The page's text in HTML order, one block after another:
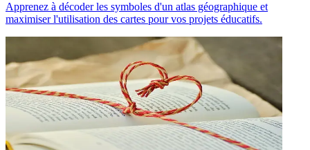
Apprenez à décoder les symboles d'un atlas géographique et
maximiser l'utilisation des cartes pour vos projets éducatifs.